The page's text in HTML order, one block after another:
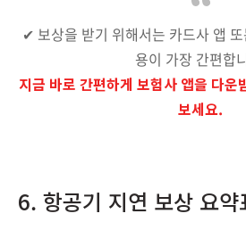
✔ 보상을 받기 위해서는 카드사 앱
용이 가장 간편합
지금 바로 간편하게 보험사 앱을 다운
보세요.
6. 항공기 지연 보상 요약